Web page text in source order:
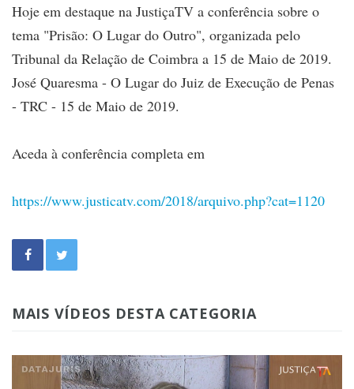
Hoje em destaque na JustiçaTV a conferência sobre o
tema "Prisão: O Lugar do Outro", organizada pelo
Tribunal da Relação de Coimbra a 15 de Maio de 2019.
José Quaresma - O Lugar do Juiz de Execução de Penas
- TRC - 15 de Maio de 2019.
Aceda à conferência completa em
https://www.justicatv.com/2018/arquivo.php?cat=1120
MAIS VÍDEOS DESTA CATEGORIA